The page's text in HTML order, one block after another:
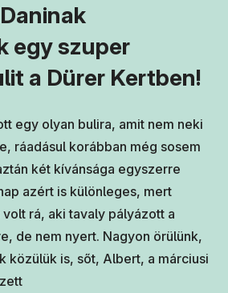
egy szuper
a Dürer Kertben!
egy olyan bulira, amit nem neki
ráadásul korábban még sosem
két kívánsága egyszerre
azért is különleges, mert
rá, aki tavaly pályázott a
de nem nyert. Nagyon örülünk,
közülük is, sőt, Albert, a márciusi